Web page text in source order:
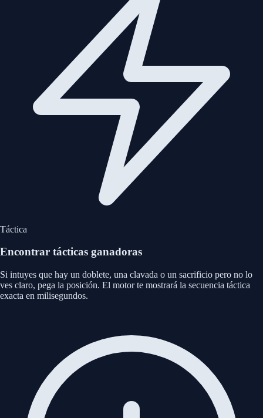
Táctica
Encontrar tácticas ganadoras
Si intuyes que hay un doblete, una clavada o un sacrificio pero no lo
ves claro, pega la posición. El motor te mostrará la secuencia táctica
exacta en milisegundos.